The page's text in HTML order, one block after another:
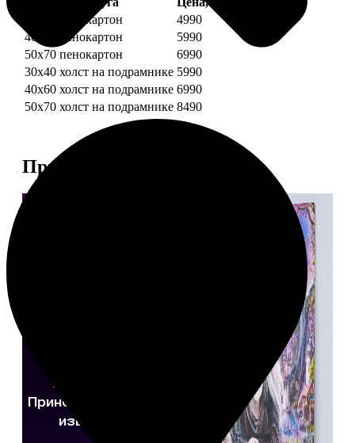
30х40 пенокартон
4990
40х60 пенокартон
5990
50х70 пенокартон
6990
30х40 холст на подрамнике 5990
40х60 холст на подрамнике 6990
50х70 холст на подрамнике 8490
Примеры работ